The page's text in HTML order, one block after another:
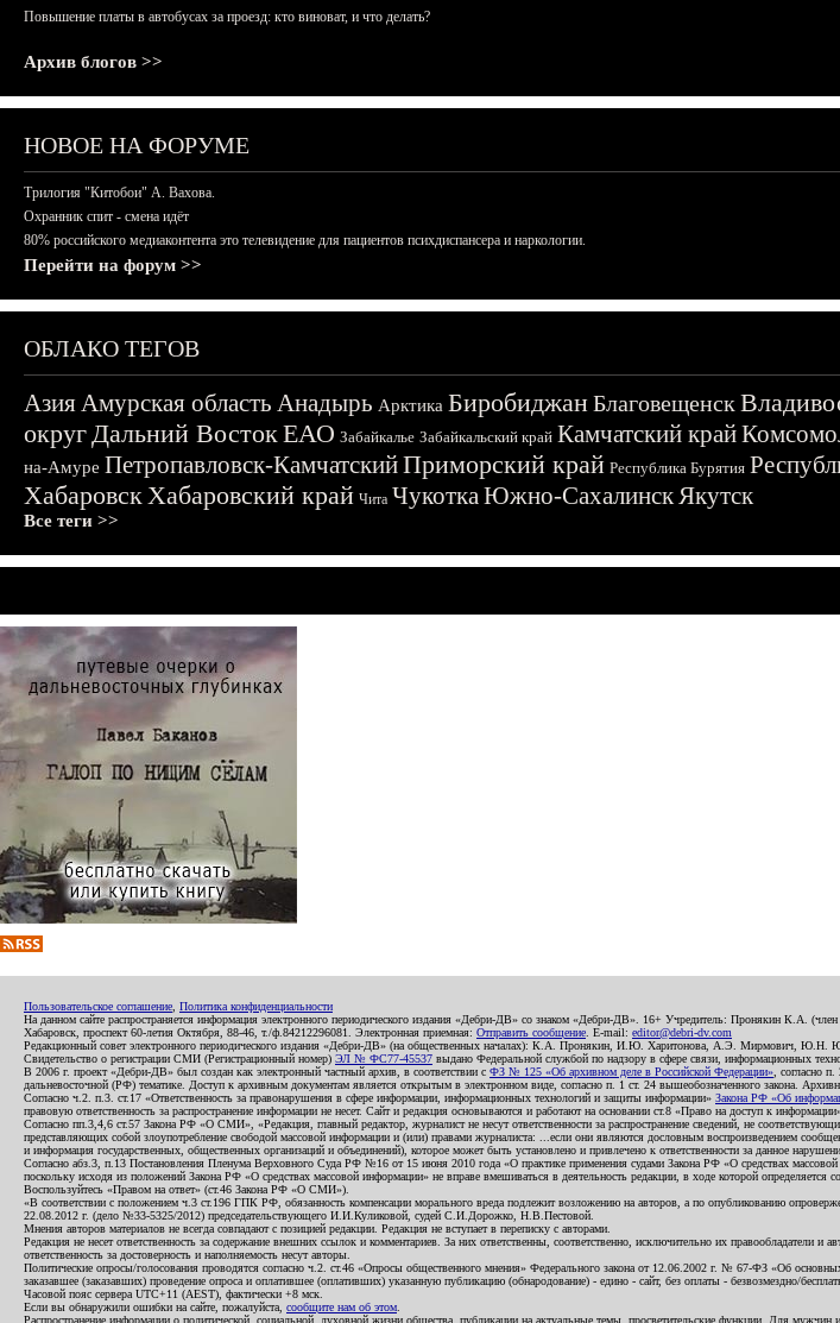
Повышение платы в автобусах за проезд: кто виноват, и что делать?
Архив блогов >>
НОВОЕ НА ФОРУМЕ
Трилогия "Китобои" А. Вахова.
Охранник спит - смена идёт
80% российского медиаконтента это телевидение для пациентов психдиспансера и наркологии.
Перейти на форум >>
ОБЛАКО ТЕГОВ
АзияАмурская область Анадырь Арктика БиробиджанБлаговещенск
округДальний ВостокЕАО Забайкалье Забайкальский край Камчатский край
на-Амуре Петропавловск-КамчатскийПриморский край Республика Бурятия
ХабаровскХабаровский край Чита ЧукоткаЮжно-СахалинскЯкутск
Все теги >>
Пользовательское соглашение Политика конфиденциальности
На данном сайте распространяется информация электронного периодического издания «Дебри-ДВ» со знаком «Дебри-ДВ». 16+ Учредитель: Пронякин К.А.
Хабаровск, проспект 60-летия Октября, 88-46, т./ф.84212296081. Электронная приемная: Отправить сообщение . E-mail: editor@debri-dv.com
Редакционный совет электронного периодического издания «Дебри-ДВ» (на общественных началах): К.А. Пронякин, И.Ю. Харитонова, А.Э.
Свидетельство о регистрации СМИ (Регистрационный номер) ЭЛ № ФС77-45537 выдано Федеральной службой по надзору в сфере связи, информационных
В 2006 г. проект «Дебри-ДВ» был создан как электронный частный архив, в соответствии с ФЗ № 125 «Об архивном деле в Российской Федерации» , согласно
дальневосточной (РФ) тематике. Доступ к архивным документам является открытым в электронном виде, согласно п. 1 ст. 24 вышеобозначенного закона.
Согласно ч.2. п.3. ст.17 «Ответственность за правонарушения в сфере информации, информационных технологий и защиты информации» Закона РФ «Об
правовую ответственность за распространение информации не несет. Сайт и редакция основываются и работают на основании ст.8 «Право на доступ к
Согласно пп.3,4,6 ст.57 Закона РФ «О СМИ», «Редакция, главный редактор, журналист не несут ответственности за распространение сведений, не
представляющих собой злоупотребление свободой массовой информации и (или) правами журналиста: ...если они являются дословным воспроизведением
и информация государственных, общественных организаций и объединений), которое может быть установлено и привлечено к ответственности за данное
Согласно абз.3, п.13 Постановления Пленума Верховного Суда РФ №16 от 15 июня 2010 года «О практике применения судами Закона РФ «О средствах
поскольку исходя из положений Закона РФ «О средствах массовой информации» не вправе вмешиваться в деятельность редакции, в ходе которой определяется
Воспользуйтесь «Правом на ответ» (ст.46 Закона РФ «О СМИ»).
«В соответствии с положением ч.3 ст.196 ГПК РФ, обязанность компенсации морального вреда подлежит возложению на авторов, а по опубликованию
22.08.2012 г. (дело №33-5325/2012) председательствующего И.И.Куликовой, судей С.И.Дорожко, Н.В.Пестовой.
Мнения авторов материалов не всегда совпадают с позицией редакции. Редакция не вступает в переписку с авторами.
Редакция не несет ответственность за содержание внешних ссылок и комментариев. За них ответственны, соответственно, исключительно их
ответственность за достоверность и наполняемость несут авторы.
Политические опросы/голосования проводятся согласно ч.2. ст.46 «Опросы общественного мнения» Федерального закона от 12.06.2002 г. № 67-ФЗ «Об
заказавшее (заказавших) проведение опроса и оплатившее (оплативших) указанную публикацию (обнародование) - едино - сайт, без оплаты - безвозмездно/
Часовой пояс сервера UTC+11 (AEST), фактически +8 мск.
Если вы обнаружили ошибки на сайте, пожалуйста, сообщите нам об этом
Распространение информации о политической, социальной, духовной жизни общества, публикации на актуальные темы, просветительские функции. Для